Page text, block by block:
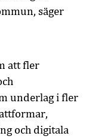
säger
att fler
underlag i fler
och digitala